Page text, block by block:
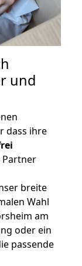
und
dass ihre
Partner
breite
Wahl
am
oder ein
passende